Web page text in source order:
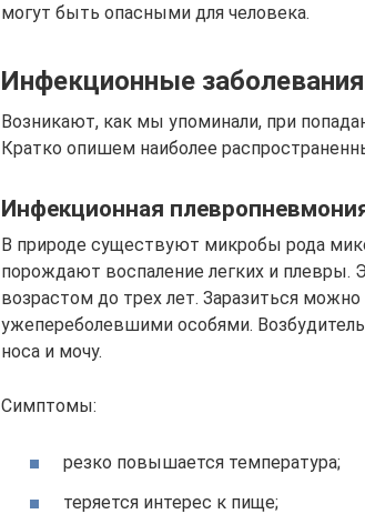
могут быть опасными для человека.
Инфекционные заболевания
Возникают, как мы упоминали, при
Кратко опишем наиболее
Инфекционная
В природе существуют микробы рода
порождают воспаление легких и плевры.
возрастом до трех лет. Заразиться
ужепереболевшими особями.
носа и мочу.
Симптомы:
резко повышается температура;
теряется интерес к пище;